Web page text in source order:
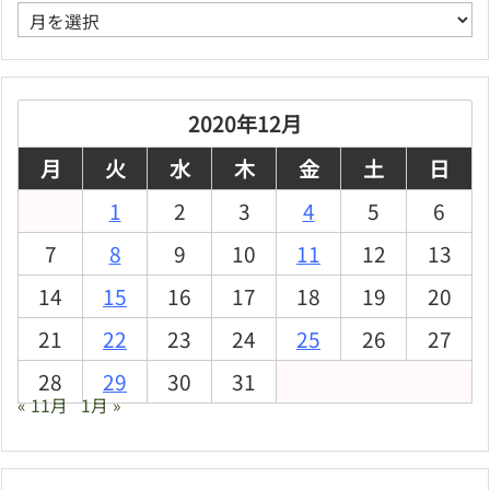
ア
ー
カ
2020年12月
月
火 水 木 金 土
日
1
2 3 4 5
6
7
8 9 10 11 12
13
14
15 16 17 18 19
20
21
22 23 24 25 26
27
28
29 30 31
« 11月 1月 »